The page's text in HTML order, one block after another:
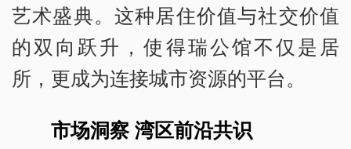
艺术盛典。这种居住价值与社交价值
的双向跃升，使得瑞公馆不仅是居
所，更成为连接城市资源的平台。
市场洞察 湾区前沿共识